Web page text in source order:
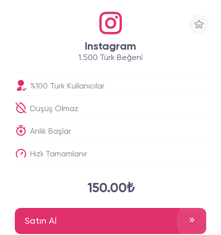
Instagram
1.500 Türk Beğeni
%100 Türk Kullanıcılar
Düşüş Olmaz
Anlık Başlar
Hızlı Tamamlanır
150.00₺
Satın Al